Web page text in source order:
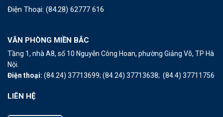
Điện Thoại: (84.28) 62777 616
VĂN PHÒNG MIỀN BẮC
Tầng 1, nhà A8, số 10 Nguyễn Công Hoan, phường Giảng Võ, TP Hà
Nội.
Điện thoại: (84.24) 37713699; (84.24) 37713638; (84.4) 37711756
LIÊN HỆ